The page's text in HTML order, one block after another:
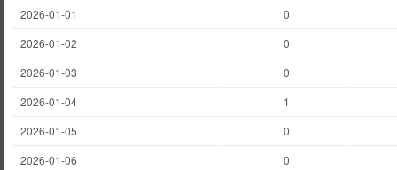
2026-01-01
0
2026-01-02
0
2026-01-03
0
2026-01-04
1
2026-01-05
0
2026-01-06
0